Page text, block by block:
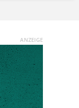
ANZEIGE